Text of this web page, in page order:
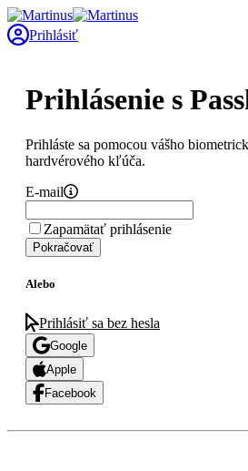
Prihlásiť
Prihlásenie s
Prihláste sa pomocou vášho
hardvérového kľúča.
E-mail
Zapamätať prihlásenie
Pokračovať
Alebo
Prihlásiť sa bez hesla
Google
Apple
Facebook